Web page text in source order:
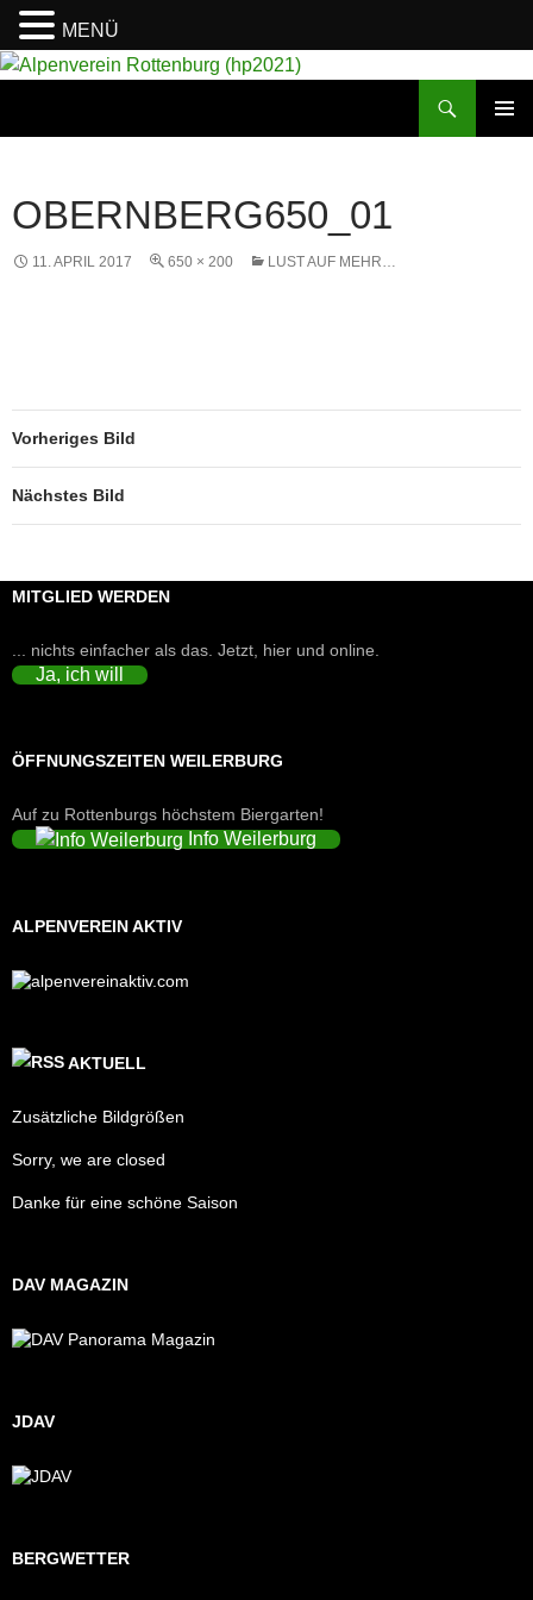
OBERNBERG650_01
11. APRIL 2017 650 × 200 LUST AUF MEHR…
Vorheriges Bild
Nächstes Bild
MITGLIED WERDEN
... nichts einfacher als das. Jetzt, hier und online.
Ja, ich will
ÖFFNUNGSZEITEN WEILERBURG
Auf zu Rottenburgs höchstem Biergarten!
Info Weilerburg
ALPENVEREIN AKTIV
AKTUELL
Zusätzliche Bildgrößen
Sorry, we are closed
Danke für eine schöne Saison
DAV MAGAZIN
JDAV
BERGWETTER
MENÜ